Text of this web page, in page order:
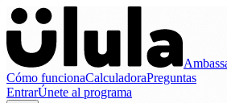
Cómo funcionaCalculadoraPreguntas
EntrarÚnete al programa